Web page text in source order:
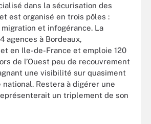
dans la sécurisation des
est organisé en trois pôles :
et infogérance. La
agences à Bordeaux,
en Ile-de-France et emploie 120
de l’Ouest peu de recouvrement
une visibilité sur quasiment
Restera à digérer une
un triplement de son